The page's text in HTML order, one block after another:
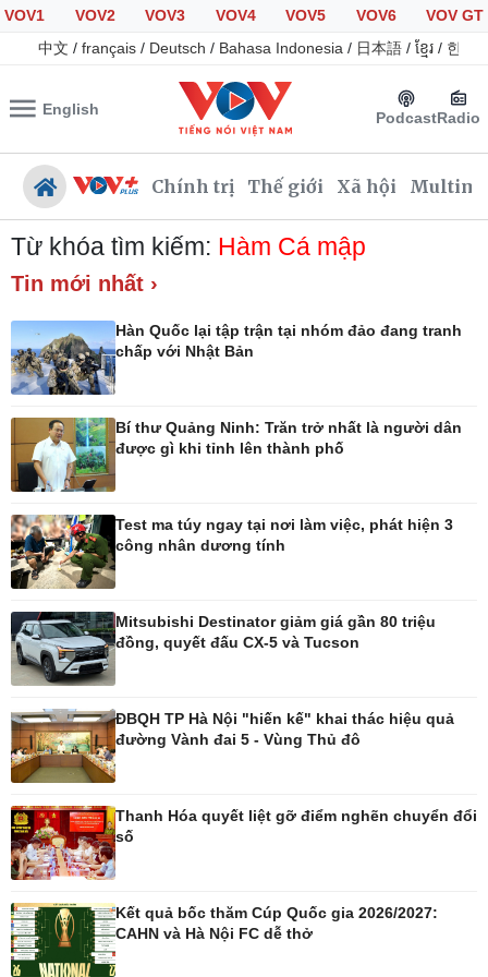
VOV1 VOV2 VOV3 VOV4 VOV5 VOV6
VOV GT
中文 / français / Deutsch / Bahasa Indonesia / 日本語 / ខ្មែរ / 한국
English PodcastRadio
Chính trị Thế giới Xã hội
Đảng
Tổ chức nhân sự
Quốc hội
Tin 24h
Việc làm
Biển đảo
Thế giới
Quan sát
Cuộc sống đó đây
Hồ sơ
Multimedia
E-Magazine
Infographic
Kinh tế
Bất động sản
Khởi nghiệp
Thị trường
Giá vàng
Chứng khoán
Pháp luật
Vụ án
Tin nóng
Thể thao
Pickleball
Từ khóa tìm kiếm: Hàm Cá mập
Tin mới nhất ›
Hàn Quốc lại tập trận tại nhóm đảo đang tranh
chấp với Nhật Bản
Bí thư Quảng Ninh: Trăn trở nhất là người dân
được gì khi tỉnh lên thành phố
Test ma túy ngay tại nơi làm việc, phát hiện 3
công nhân dương tính
Mitsubishi Destinator giảm giá gần 80 triệu
đồng, quyết đấu CX-5 và Tucson
ĐBQH TP Hà Nội "hiến kế" khai thác hiệu quả
đường Vành đai 5 - Vùng Thủ đô
Thanh Hóa quyết liệt gỡ điểm nghẽn chuyển đổi
số
Kết quả bốc thăm Cúp Quốc gia 2026/2027:
CAHN và Hà Nội FC dễ thở